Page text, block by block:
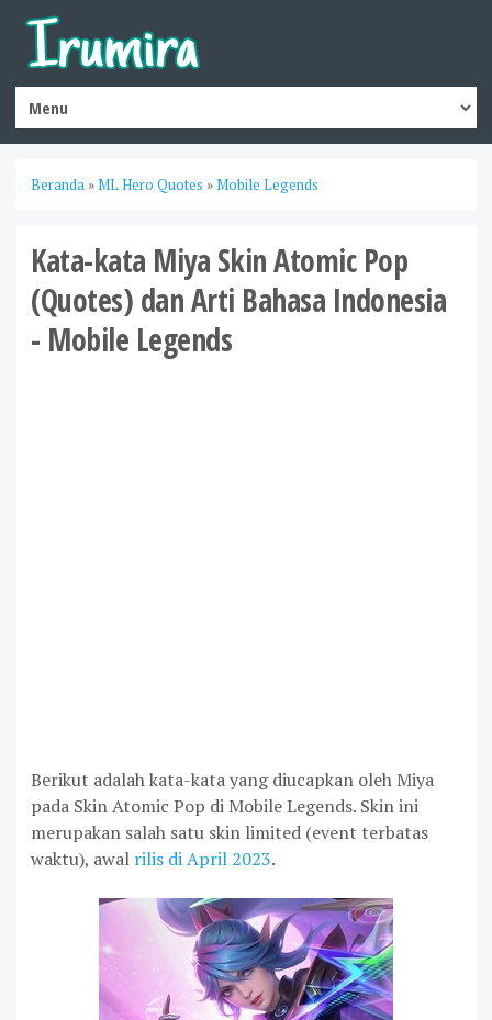
Beranda »ML Hero Quotes »Mobile Legends
Kata-kata Miya Skin Atomic Pop
(Quotes) dan Arti Bahasa Indonesia
- Mobile Legends
Berikut adalah kata-kata yang diucapkan oleh Miya
pada Skin Atomic Pop di Mobile Legends. Skin ini
merupakan salah satu skin limited (event terbatas
waktu), awal rilis di April 2023.